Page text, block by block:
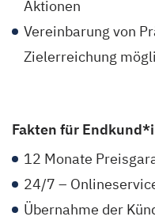
Aktionen
Vereinbarung von
Zielerreichung
Fakten für
12 Monate
24/7 –
Übernahme der